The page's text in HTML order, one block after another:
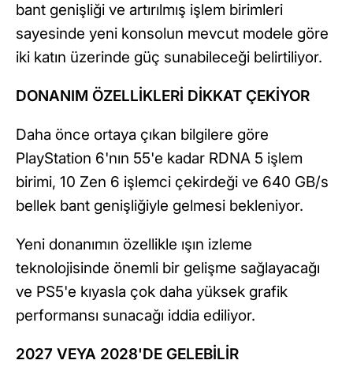
bant genişliği ve artırılmış işlem birimleri
sayesinde yeni konsolun mevcut modele göre
iki katın üzerinde güç sunabileceği belirtiliyor.
DONANIM ÖZELLİKLERİ DİKKAT ÇEKİYOR
Daha önce ortaya çıkan bilgilere göre
PlayStation 6'nın 55'e kadar RDNA 5 işlem
birimi, 10 Zen 6 işlemci çekirdeği ve 640 GB/s
bellek bant genişliğiyle gelmesi bekleniyor.
Yeni donanımın özellikle ışın izleme
teknolojisinde önemli bir gelişme sağlayacağı
ve PS5'e kıyasla çok daha yüksek grafik
performansı sunacağı iddia ediliyor.
2027 VEYA 2028'DE GELEBİLİR